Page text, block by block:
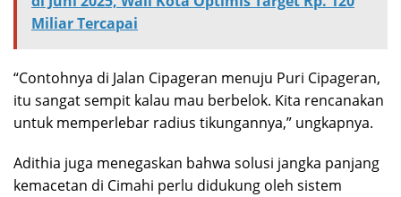
Miliar Tercapai
“Contohnya di Jalan Cipageran menuju Puri Cipageran,
itu sangat sempit kalau mau berbelok. Kita rencanakan
untuk memperlebar radius tikungannya,” ungkapnya.
Adithia juga menegaskan bahwa solusi jangka panjang
kemacetan di Cimahi perlu didukung oleh sistem